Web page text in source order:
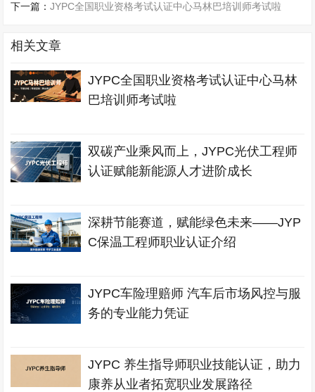
下一篇：JYPC全国职业资格考试认证中心马林巴培训师考试啦
相关文章
JYPC全国职业资格考试认证中心马林
巴培训师考试啦
双碳产业乘风而上，JYPC光伏工程师
认证赋能新能源人才进阶成长
深耕节能赛道，赋能绿色未来——JYP
C保温工程师职业认证介绍
JYPC车险理赔师 汽车后市场风控与服
务的专业能力凭证
JYPC 养生指导师职业技能认证，助力
康养从业者拓宽职业发展路径